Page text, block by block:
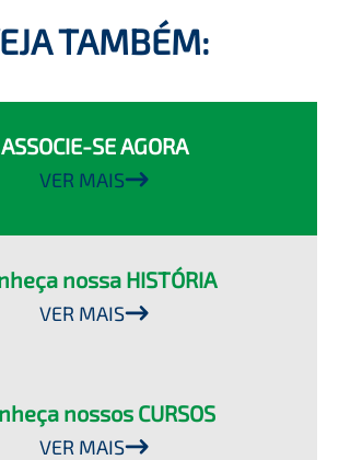
TAMBÉM:
ASSOCIE-SE AGORA
VER MAIS
nossa HISTÓRIA
VER MAIS
nossos CURSOS
VER MAIS